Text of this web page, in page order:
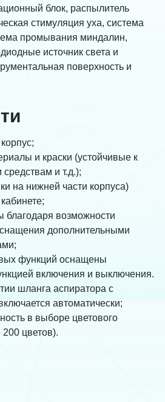
блок, распылитель
стимуляция уха, система
промывания миндалин,
источник света и
поверхность и
и краски (устойчивые к
и т.д.);
на нижней части корпуса)
благодаря возможности
дополнительными
функций оснащены
включения и выключения.
шланга аспиратора с
автоматически;
в выборе цветового
цветов).